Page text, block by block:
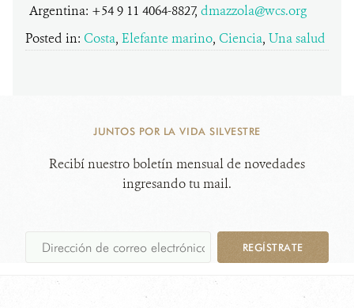
Argentina: +54 9 11 4064-8827, dmazzola@wcs.org
Posted in: Costa, Elefante marino, Ciencia, Una salud
JUNTOS POR LA VIDA SILVESTRE
Recibí nuestro boletín mensual de novedades
ingresando tu mail.
REGÍSTRATE